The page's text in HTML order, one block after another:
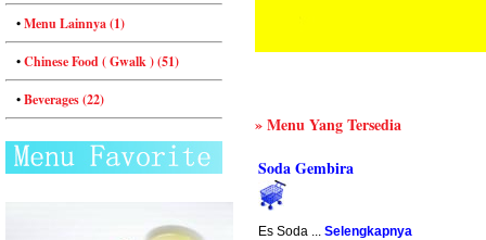
•Menu Lainnya (1)
•Chinese Food ( Gwalk ) (51)
•Beverages (22)
»Menu Yang Tersedia
Soda Gembira
Es Soda ... Selengkapnya